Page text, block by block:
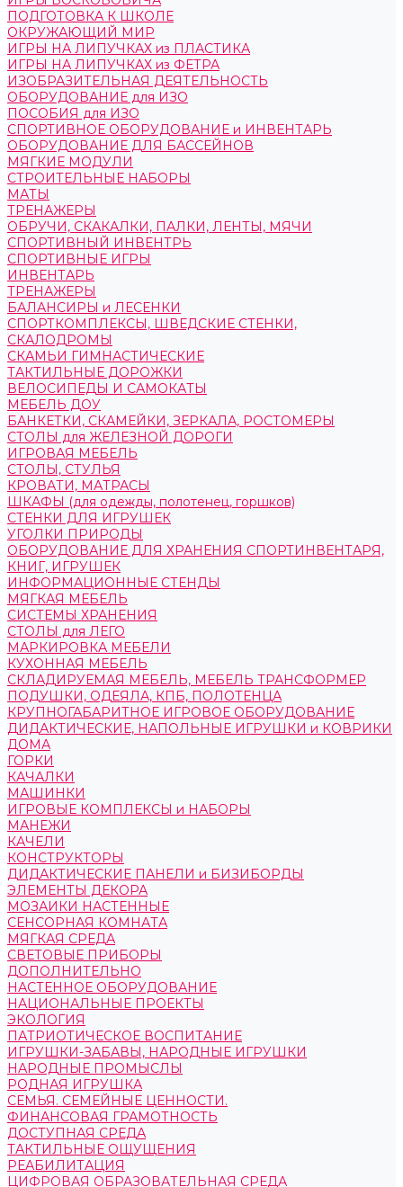
ПОДГОТОВКА К ШКОЛЕ
ОКРУЖАЮЩИЙ МИР
ИГРЫ НА ЛИПУЧКАХ из ПЛАСТИКА
ИГРЫ НА ЛИПУЧКАХ из ФЕТРА
ИЗОБРАЗИТЕЛЬНАЯ ДЕЯТЕЛЬНОСТЬ
ОБОРУДОВАНИЕ для ИЗО
ПОСОБИЯ для ИЗО
СПОРТИВНОЕ ОБОРУДОВАНИЕ и ИНВЕНТАРЬ
ОБОРУДОВАНИЕ ДЛЯ БАССЕЙНОВ
МЯГКИЕ МОДУЛИ
СТРОИТЕЛЬНЫЕ НАБОРЫ
МАТЫ
ТРЕНАЖЕРЫ
ОБРУЧИ, СКАКАЛКИ, ПАЛКИ, ЛЕНТЫ, МЯЧИ
СПОРТИВНЫЙ ИНВЕНТРЬ
СПОРТИВНЫЕ ИГРЫ
ИНВЕНТАРЬ
ТРЕНАЖЕРЫ
БАЛАНСИРЫ и ЛЕСЕНКИ
СПОРТКОМПЛЕКСЫ, ШВЕДСКИЕ СТЕНКИ,
СКАЛОДРОМЫ
СКАМЬИ ГИМНАСТИЧЕСКИЕ
ТАКТИЛЬНЫЕ ДОРОЖКИ
ВЕЛОСИПЕДЫ И САМОКАТЫ
МЕБЕЛЬ ДОУ
БАНКЕТКИ, СКАМЕЙКИ, ЗЕРКАЛА, РОСТОМЕРЫ
СТОЛЫ для ЖЕЛЕЗНОЙ ДОРОГИ
ИГРОВАЯ МЕБЕЛЬ
СТОЛЫ, СТУЛЬЯ
КРОВАТИ, МАТРАСЫ
ШКАФЫ (для одежды, полотенец, горшков)
СТЕНКИ ДЛЯ ИГРУШЕК
УГОЛКИ ПРИРОДЫ
ОБОРУДОВАНИЕ ДЛЯ ХРАНЕНИЯ СПОРТИНВЕНТАРЯ,
КНИГ, ИГРУШЕК
ИНФОРМАЦИОННЫЕ СТЕНДЫ
МЯГКАЯ МЕБЕЛЬ
СИСТЕМЫ ХРАНЕНИЯ
СТОЛЫ для ЛЕГО
МАРКИРОВКА МЕБЕЛИ
КУХОННАЯ МЕБЕЛЬ
СКЛАДИРУЕМАЯ МЕБЕЛЬ, МЕБЕЛЬ ТРАНСФОРМЕР
ПОДУШКИ, ОДЕЯЛА, КПБ, ПОЛОТЕНЦА
КРУПНОГАБАРИТНОЕ ИГРОВОЕ ОБОРУДОВАНИЕ
ДИДАКТИЧЕСКИЕ, НАПОЛЬНЫЕ ИГРУШКИ и КОВРИКИ
ДОМА
ГОРКИ
КАЧАЛКИ
МАШИНКИ
ИГРОВЫЕ КОМПЛЕКСЫ и НАБОРЫ
МАНЕЖИ
КАЧЕЛИ
КОНСТРУКТОРЫ
ДИДАКТИЧЕСКИЕ ПАНЕЛИ и БИЗИБОРДЫ
ЭЛЕМЕНТЫ ДЕКОРА
МОЗАИКИ НАСТЕННЫЕ
СЕНСОРНАЯ КОМНАТА
МЯГКАЯ СРЕДА
СВЕТОВЫЕ ПРИБОРЫ
ДОПОЛНИТЕЛЬНО
НАСТЕННОЕ ОБОРУДОВАНИЕ
НАЦИОНАЛЬНЫЕ ПРОЕКТЫ
ЭКОЛОГИЯ
ПАТРИОТИЧЕСКОЕ ВОСПИТАНИЕ
ИГРУШКИ-ЗАБАВЫ, НАРОДНЫЕ ИГРУШКИ
НАРОДНЫЕ ПРОМЫСЛЫ
РОДНАЯ ИГРУШКА
СЕМЬЯ. СЕМЕЙНЫЕ ЦЕННОСТИ.
ФИНАНСОВАЯ ГРАМОТНОСТЬ
ДОСТУПНАЯ СРЕДА
ТАКТИЛЬНЫЕ ОЩУЩЕНИЯ
РЕАБИЛИТАЦИЯ
ЦИФРОВАЯ ОБРАЗОВАТЕЛЬНАЯ СРЕДА